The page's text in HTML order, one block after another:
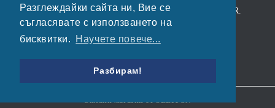
Разглеждайки сайта ни, Вие се
съгласявате с използването на
бисквитки.
Научете повече...
Разбирам!
Нашият онлайн магазин е 100% съобразен с GDPR.
Моите лични данни
Онлайн магазин от SELITON